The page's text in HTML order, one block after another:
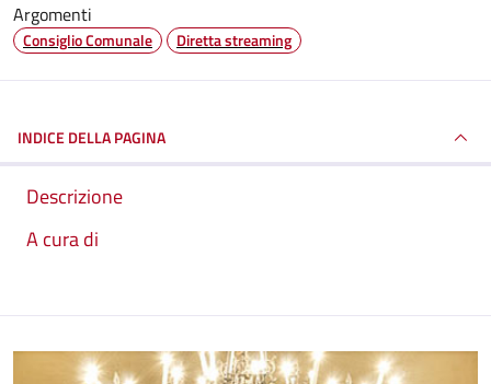
Argomenti
Consiglio Comunale Diretta streaming
INDICE DELLA PAGINA
Descrizione
A cura di